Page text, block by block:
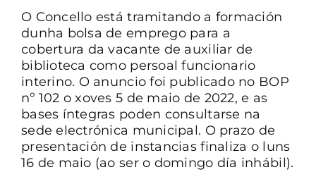
O Concello está tramitando a formación
dunha bolsa de emprego para a
cobertura da vacante de auxiliar de
biblioteca como persoal funcionario
interino. O anuncio foi publicado no BOP
nº 102 o xoves 5 de maio de 2022, e as
bases íntegras poden consultarse na
sede electrónica municipal. O prazo de
presentación de instancias finaliza o luns
16 de maio (ao ser o domingo día inhábil).